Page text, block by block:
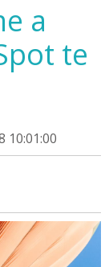
a
te
10:01:00